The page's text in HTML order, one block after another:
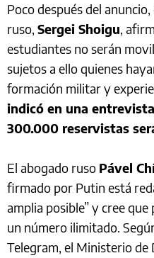
Poco después del
ruso, Sergei Shoigu,
estudiantes no serán
sujetos a ello quienes
formación militar y
indicó en una
300.000 reservistas
El abogado ruso Pável
firmado por Putin está
amplia posible” y cree
un número ilimitado.
Telegram, el Ministerio de